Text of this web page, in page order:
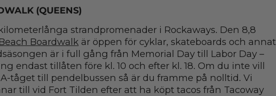
(QUEENS)
strandpromenader i Rockaways. Den 8,8
Boardwalk är öppen för cyklar, skateboards och annat
är i full gång från Memorial Day till Labor Day –
endast tillåten före kl. 10 och efter kl. 18. Om du inte vill
tåget till pendelbussen så är du framme på nolltid. Vi
till vid Fort Tilden efter att ha köpt tacos från Tacoway